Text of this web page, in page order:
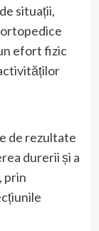
situații,
efort fizic
de rezultate
durerii și a
prin